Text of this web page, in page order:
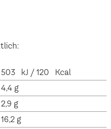
503 kJ / 120 Kcal
4,4 g
2,9 g
16,2 g